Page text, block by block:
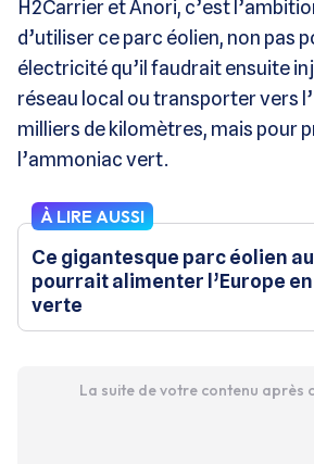
H2Carrier et Anori, c’est
d’utiliser ce parc éolien, non pas
électricité qu’il faudrait ensuite
réseau local ou transporter vers
milliers de kilomètres, mais pour
l’ammoniac vert.
À LIRE AUSSI
Ce gigantesque parc éolien
pourrait alimenter l’Europe
verte
La suite de votre contenu après